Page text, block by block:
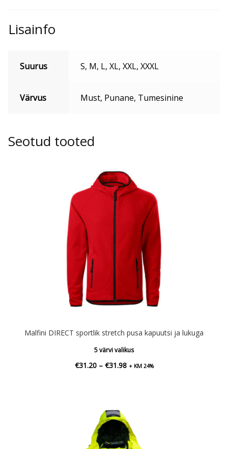
Lisainfo
Suurus S, M, L, XL, XXL, XXXL
Värvus Must, Punane, Tumesinine
Seotud tooted
Malfini DIRECT sportlik stretch pusa kapuutsi ja lukuga
5 värvi valikus
€31.20 – €31.98Hinnavahemik:
+ KM 24%